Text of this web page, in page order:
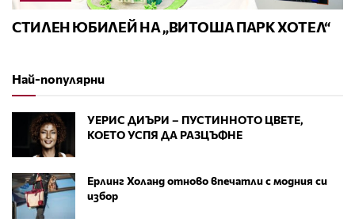
СТИЛЕН ЮБИЛЕЙ НА „ВИТОША ПАРК ХОТЕЛ“
Най-популярни
УЕРИС ДИЪРИ – ПУСТИННОТО ЦВЕТЕ,
КОЕТО УСПЯ ДА РАЗЦЪФНЕ
Ерлинг Холанд отново впечатли с модния си
избор